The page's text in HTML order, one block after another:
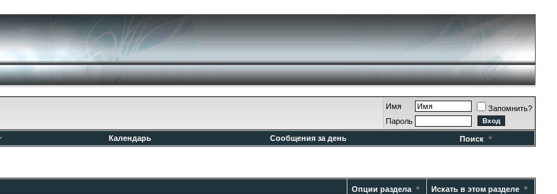
Имя
Запомнить?
Пароль
Календарь Сообщения за день Поиск
Опции раздела Искать в этом разделе